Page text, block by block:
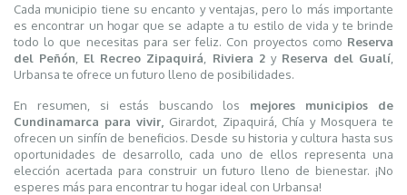
Cada municipio tiene su encanto y ventajas, pero lo más importante
es encontrar un hogar que se adapte a tu estilo de vida y te brinde
todo lo que necesitas para ser feliz. Con proyectos como Reserva
del Peñón
El Recreo Zipaquirá Riviera 2y Reserva del Gualí
Urbansa te ofrece un futuro lleno de posibilidades.
En resumen, si estás buscando los mejores municipios de
Cundinamarca para vivir, Girardot, Zipaquirá, Chía y Mosquera te
ofrecen un sinfín de beneficios. Desde su historia y cultura hasta sus
oportunidades de desarrollo, cada uno de ellos representa una
elección acertada para construir un futuro lleno de bienestar. ¡No
esperes más para encontrar tu hogar ideal con Urbansa!